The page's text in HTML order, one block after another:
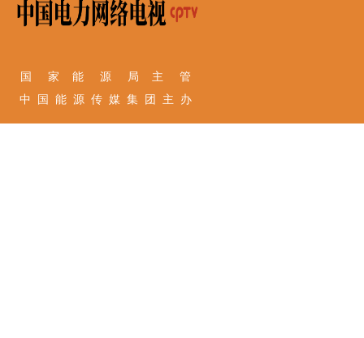
国 家 能 源 局 主 管
中 国 能 源 传 媒 集 团 主 办